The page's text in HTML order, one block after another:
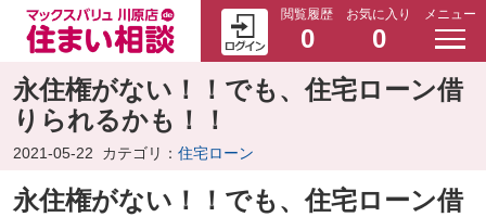
閲覧履歴
0
お気に入り
0
メニュー
永住権がない！！でも、住宅ローン借
りられるかも！！
2021-05-22 カテゴリ： 住宅ローン
永住権がない！！でも、住宅ローン借